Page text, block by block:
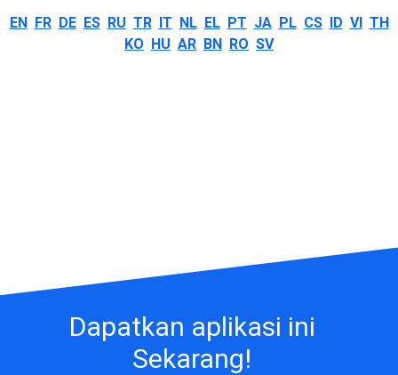
EN FR DE ES RU TR IT NL EL PT JA PL CS ID VI TH
KO HU AR BN RO SV
Dapatkan aplikasi ini
Sekarang!